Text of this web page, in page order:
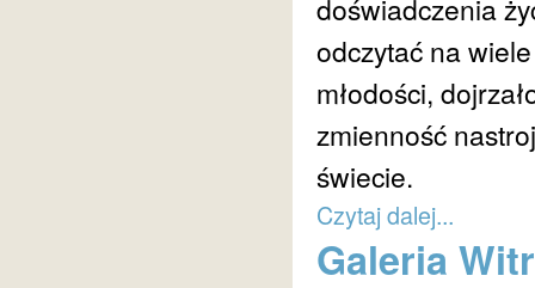
doświadczenia
odczytać na
młodości,
zmienność
świecie.
Czytaj dalej...
Galeria